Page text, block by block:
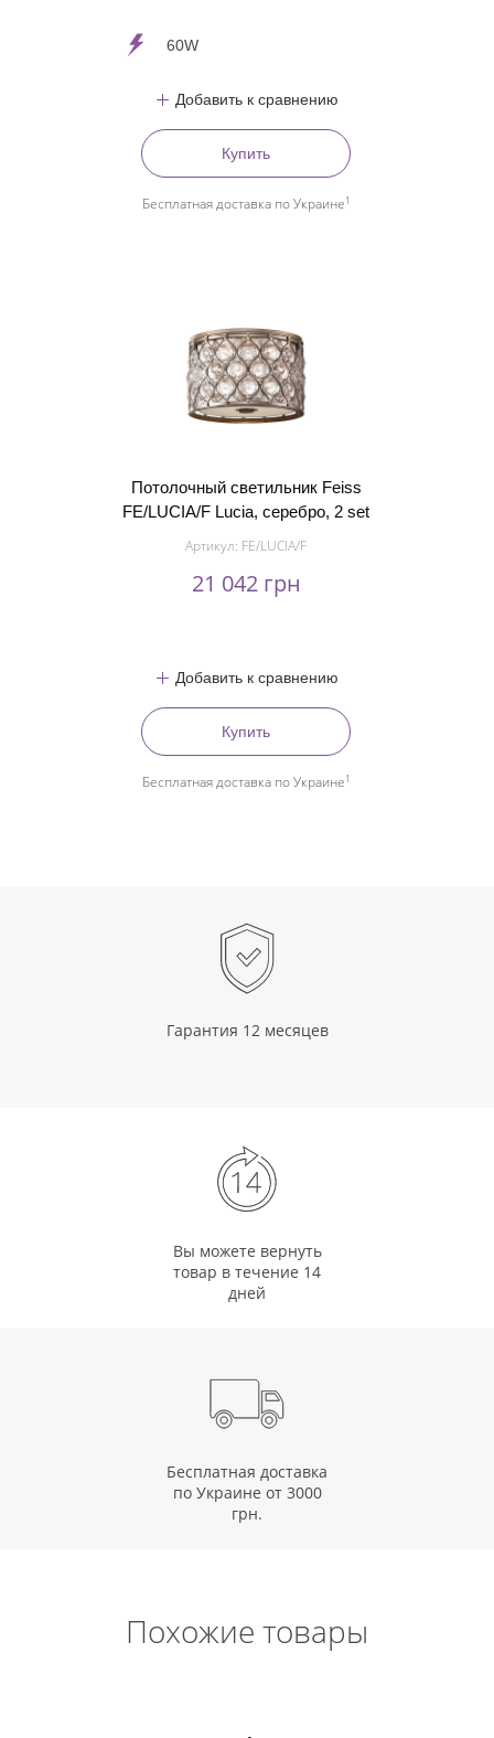
60W
Добавить к сравнению
Купить
Бесплатная доставка по Украине1
Потолочный светильник Feiss
FE/LUCIA/F Lucia, серебро, 2 set
Артикул: FE/LUCIA/F
21 042 грн
Добавить к сравнению
Купить
Бесплатная доставка по Украине1
Гарантия 12 месяцев
Вы можете вернуть
товар в течение 14
дней
Бесплатная доставка
по Украине от 3000
грн.
Похожие товары